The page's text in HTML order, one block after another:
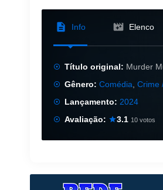
Info Elenco
Título original: Murder
Gênero:Comédia ,Crime
Lançamento: 2024
Avaliação:
3.1 10 votos